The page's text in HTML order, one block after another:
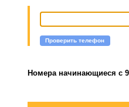
Проверить телефон
Номера начинающиеся с